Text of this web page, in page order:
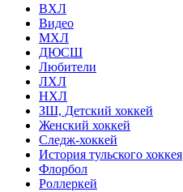
ВХЛ
Видео
МХЛ
ДЮСШ
Любители
ЛХЛ
НХЛ
ЗШ, Детский хоккей
Женский хоккей
Следж-хоккей
История тульского хоккея
Флорбол
Роллеркей